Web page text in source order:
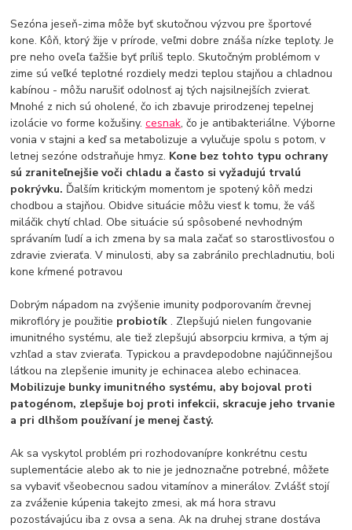
Sezóna jeseň-zima môže byť skutočnou výzvou pre športové
kone. Kôň, ktorý žije v prírode, veľmi dobre znáša nízke teploty. Je
pre neho oveľa ťažšie byť príliš teplo. Skutočným problémom v
zime sú veľké teplotné rozdiely medzi teplou stajňou a chladnou
kabínou - môžu narušiť odolnosť aj tých najsilnejších zvierat.
Mnohé z nich sú oholené, čo ich zbavuje prirodzenej tepelnej
izolácie vo forme kožušiny.cesnak, čo je antibakteriálne. Výborne
vonia v stajni a keď sa metabolizuje a vylučuje spolu s potom, v
letnej sezóne odstraňuje hmyz. Kone bez tohto typu ochrany
sú zraniteľnejšie voči chladu a často si vyžadujú trvalú
pokrývku. Ďalším kritickým momentom je spotený kôň medzi
chodbou a stajňou. Obidve situácie môžu viesť k tomu, že váš
miláčik chytí chlad. Obe situácie sú spôsobené nevhodným
správaním ľudí a ich zmena by sa mala začať so starostlivosťou o
zdravie zvieraťa. V minulosti, aby sa zabránilo prechladnutiu, boli
kone kŕmené potravou
Dobrým nápadom na zvýšenie imunity podporovaním črevnej
mikroflóry je použitie probiotík. Zlepšujú nielen fungovanie
imunitného systému, ale tiež zlepšujú absorpciu krmiva, a tým aj
vzhľad a stav zvieraťa. Typickou a pravdepodobne najúčinnejšou
látkou na zlepšenie imunity je echinacea alebo echinacea.
Mobilizuje bunky imunitného systému, aby bojoval proti
patogénom, zlepšuje boj proti infekcii, skracuje jeho trvanie
a pri dlhšom používaní je menej častý.
Ak sa vyskytol problém pri rozhodovanípre konkrétnu cestu
suplementácie alebo ak to nie je jednoznačne potrebné, môžete
sa vybaviť všeobecnou sadou vitamínov a minerálov. Zvlášť stojí
za zváženie kúpenia takejto zmesi, ak má hora stravu
pozostávajúcu iba z ovsa a sena. Ak na druhej strane dostáva